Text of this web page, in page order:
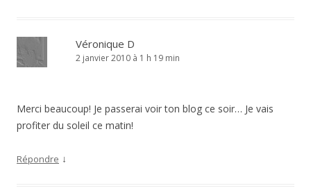
Véronique D
2 janvier 2010 à 1 h 19 min
Merci beaucoup! Je passerai voir ton blog ce soir… Je vais
profiter du soleil ce matin!
Répondre ↓